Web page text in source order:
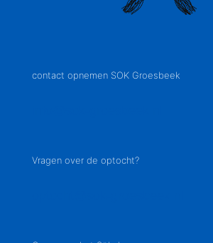
contact opnemen SOK Groesbeek
Vragen over de optocht?